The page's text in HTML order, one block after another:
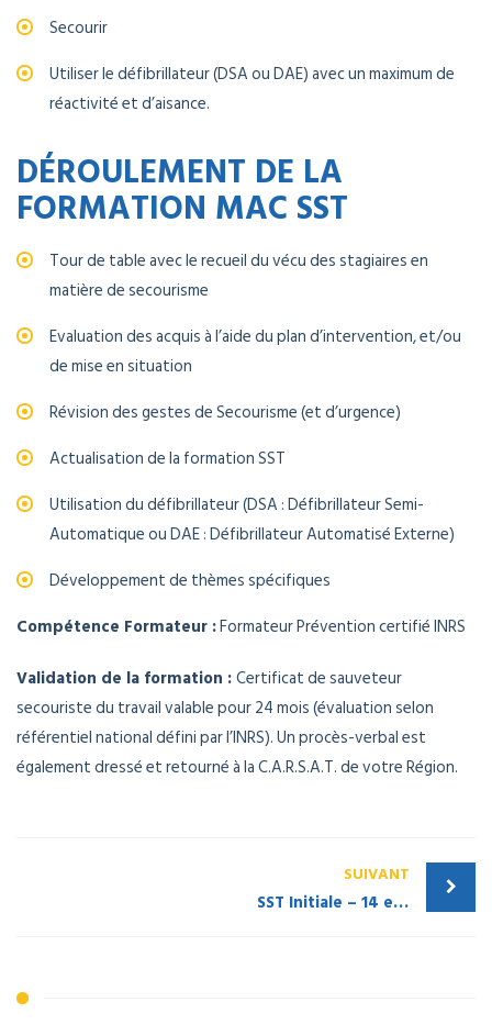
Secourir
Utiliser le défibrillateur (DSA ou DAE) avec un maximum de
réactivité et d’aisance.
DÉROULEMENT DE LA
FORMATION MAC SST
Tour de table avec le recueil du vécu des stagiaires en
matière de secourisme
Evaluation des acquis à l’aide du plan d’intervention, et/ou
de mise en situation
Révision des gestes de Secourisme (et d’urgence)
Actualisation de la formation SST
Utilisation du défibrillateur (DSA : Défibrillateur Semi-
Automatique ou DAE : Défibrillateur Automatisé Externe)
Développement de thèmes spécifiques
Compétence Formateur :Formateur Prévention certifié INRS
Validation de la formation :Certificat de sauveteur
secouriste du travail valable pour 24 mois (évaluation selon
référentiel national défini par l’INRS). Un procès-verbal est
également dressé et retourné à la C.A.R.S.A.T. de votre Région.
SUIVANT
SST Initiale – 14 et 15 septembre